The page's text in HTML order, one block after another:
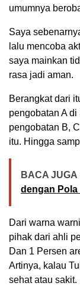
umumnya
Saya
lalu mencoba
saya mainkan
rasa jadi aman.
Berangkat dari
pengobatan A
pengobatan B,
itu. Hingga
BACA JUGA
dengan Pola
Dari warna
pihak dari ahli
Dan 1 Persen
Artinya, kalau
sehat atau sakit.